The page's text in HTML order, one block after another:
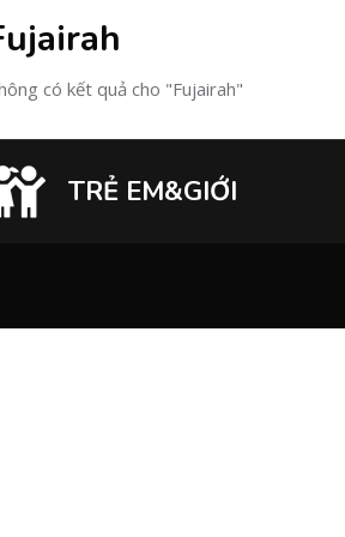
có kết quả cho "Fujairah"
TRẺ EM&GIỚI